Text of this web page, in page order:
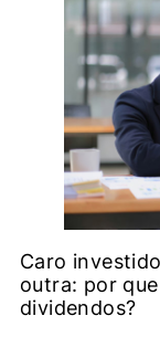
Caro
outra: por que
dividendos?